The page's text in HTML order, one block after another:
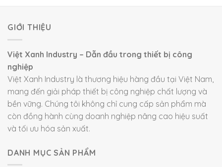
GIỚI THIỆU
Việt Xanh Industry – Dẫn đầu trong thiết bị công
nghiệp
Việt Xanh Industry là thương hiệu hàng đầu tại Việt Nam,
mang đến giải pháp thiết bị công nghiệp chất lượng và
bền vững. Chúng tôi không chỉ cung cấp sản phẩm mà
còn đồng hành cùng doanh nghiệp nâng cao hiệu suất
và tối ưu hóa sản xuất.
DANH MỤC SẢN PHẨM